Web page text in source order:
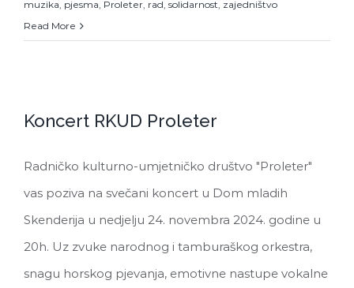
muzika, pjesma, Proleter, rad, solidarnost, zajedništvo
Read More
Koncert RKUD Proleter
Koncert RKUD Proleter
Radničko kulturno-umjetničko društvo "Proleter"
vas poziva na svečani koncert u Dom mladih
Skenderija u nedjelju 24. novembra 2024. godine u
20h. Uz zvuke narodnog i tamburaškog orkestra,
snagu horskog pjevanja, emotivne nastupe vokalne